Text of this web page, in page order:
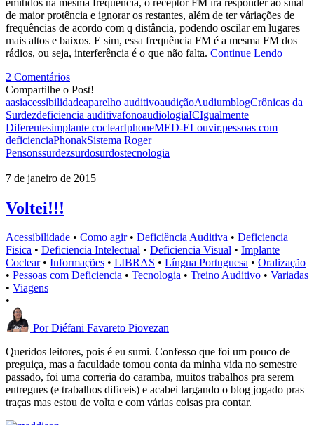
de maior protência e ignorar os restantes, além de ter váriações de
frequências de acordo com q distância, podendo oscilar em lugares
mais altos e baixos. E sim, essa frequência FM é a mesma FM dos
rádios, ou seja, interferência é o que não falta. Continue Lendo
2 Comentários
Compartilhe o Post!
aasiacessibilidadeaparelho auditivoaudiçãoAudiumblogCrônicas da
Surdezdeficiencia auditivafonoaudiologiaICIgualmente
Diferentesimplante coclearIphoneMED-ELouvir.pessoas com
deficienciaPhonakSistema Roger
Pensonssurdezsurdosurdostecnologia
7 de janeiro de 2015
Voltei!!!
Acessibilidade • Como agir • Deficiência Auditiva • Deficiencia
Fisica • Deficiencia Intelectual • Deficiencia Visual • Implante
Coclear • Informações • LIBRAS • Língua Portuguesa • Oralização
• Pessoas com Deficiencia • Tecnologia • Treino Auditivo • Variadas
• Viagens
•
Por Diéfani Favareto Piovezan
Queridos leitores, pois é eu sumi. Confesso que foi um pouco de
preguiça, mas a faculdade tomou conta da minha vida no semestre
passado, foi uma correria do caramba, muitos trabalhos pra serem
entregues (e trabalhos dificeis) e acabei largando o blog jogado pras
traças mas estou de volta e com várias coisas pra contar.